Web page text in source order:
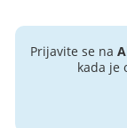
Prijavite se na
kada je